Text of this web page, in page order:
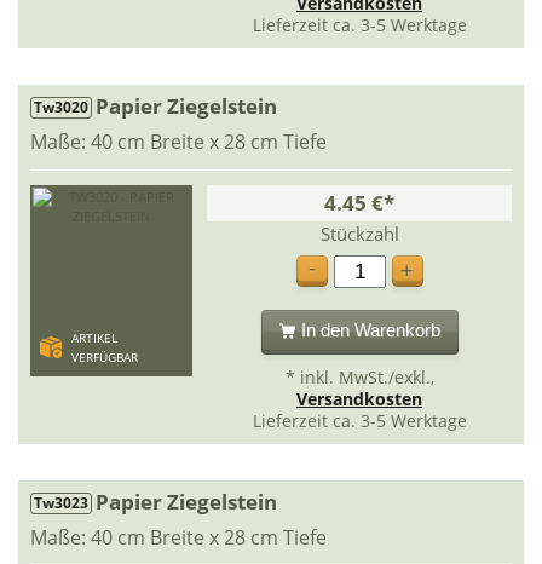
Lieferzeit ca. 3-5 Werktage
Tw3020 Papier Ziegelstein
Maße: 40 cm Breite x 28 cm Tiefe
ARTIKEL
VERFÜGBAR
4.45 €*
Stückzahl
-
+
In den Warenkorb
* inkl. MwSt./exkl.,
Versandkosten
Lieferzeit ca. 3-5 Werktage
Tw3023 Papier Ziegelstein
Maße: 40 cm Breite x 28 cm Tiefe